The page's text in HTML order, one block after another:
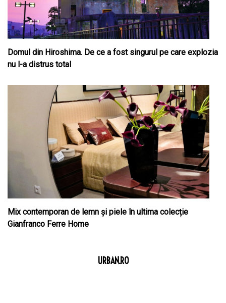
Domul din Hiroshima. De ce a fost singurul pe care explozia
nu l-a distrus total
Mix contemporan de lemn şi piele în ultima colecție
Gianfranco Ferre Home
URBAN.RO